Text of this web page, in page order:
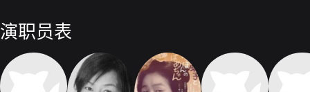
演职员表